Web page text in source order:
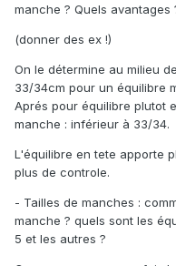
manche ? Quels avantages
(donner des ex !)
On le détermine au milieu
33/34cm pour un équilibre
Aprés pour équilibre plutot
manche : inférieur à 33/34.
L'équilibre en tete apporte
plus de controle.
- Tailles de manches :
manche ? quels sont les
5 et les autres ?